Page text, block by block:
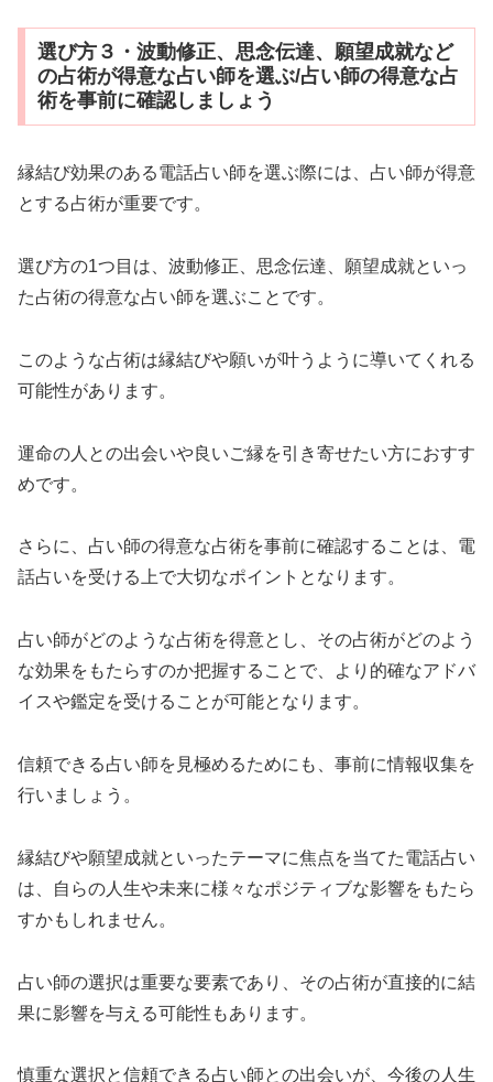
選び方３・波動修正、思念伝達、願望成就など
の占術が得意な占い師を選ぶ/占い師の得意な占
術を事前に確認しましょう
縁結び効果のある電話占い師を選ぶ際には、占い師が得意
とする占術が重要です。
選び方の1つ目は、波動修正、思念伝達、願望成就といっ
た占術の得意な占い師を選ぶことです。
このような占術は縁結びや願いが叶うように導いてくれる
可能性があります。
運命の人との出会いや良いご縁を引き寄せたい方におすす
めです。
さらに、占い師の得意な占術を事前に確認することは、電
話占いを受ける上で大切なポイントとなります。
占い師がどのような占術を得意とし、その占術がどのよう
な効果をもたらすのか把握することで、より的確なアドバ
イスや鑑定を受けることが可能となります。
信頼できる占い師を見極めるためにも、事前に情報収集を
行いましょう。
縁結びや願望成就といったテーマに焦点を当てた電話占い
は、自らの人生や未来に様々なポジティブな影響をもたら
すかもしれません。
占い師の選択は重要な要素であり、その占術が直接的に結
果に影響を与える可能性もあります。
慎重な選択と信頼できる占い師との出会いが、今後の人生